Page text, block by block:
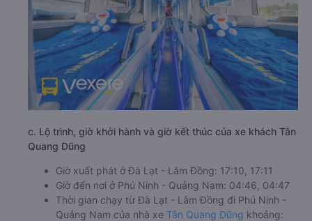
c. Lộ trình, giờ khởi hành và giờ kết thúc của xe khách Tân
Quang Dũng
Giờ xuất phát ở Đà Lạt - Lâm Đồng: 17:10, 17:11
Giờ đến nơi ở Phú Ninh - Quảng Nam: 04:46, 04:47
Thời gian chạy từ Đà Lạt - Lâm Đồng đi Phú Ninh -
Quảng Nam của nhà xe Tân Quang Dũng khoảng: